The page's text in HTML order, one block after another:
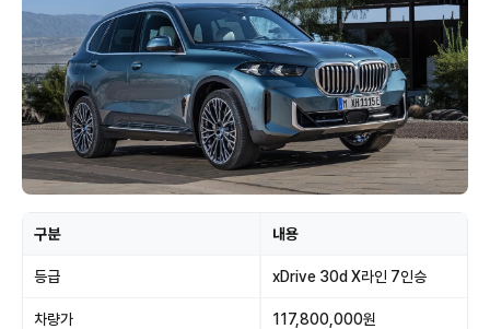
구분 내용
등급 xDrive 30d X라인 7인승
차량가 117,800,000원